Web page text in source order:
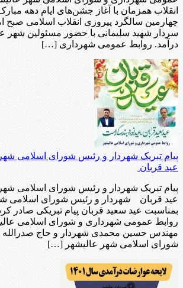
انقلاب همزمان با آغاز جشن‌های ایام دهه
چهارمین سالگرد پیروزی انقلاب اسلامی صبح
سردار شهید سلیمانی با حضور مسئولین شهر
درآمد. روابط عمومی شهرداری […]
پیام تبریک شهردار و رئیس شورای اسلامی
عید قربان
پیام تبریک شهردار و رئیس شورای اسلامی
عید قربان شهردار و رئیس شورای اسلامی
بمناسبت عید سعید قربان پیام تبریکی صادر
روابط عمومی شهرداری و شورای اسلامی
مهندس حسین محمدی شهردار و حاج
شورای اسلامی شهر عالیشهر […]